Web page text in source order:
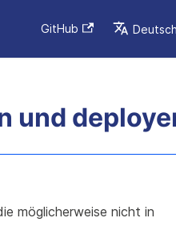
GitHub Deutsch
und
möglicherweise nicht in